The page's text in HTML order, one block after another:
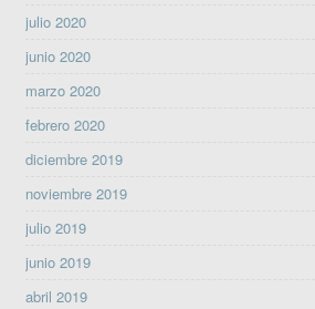
julio 2020
junio 2020
marzo 2020
febrero 2020
diciembre 2019
noviembre 2019
julio 2019
junio 2019
abril 2019